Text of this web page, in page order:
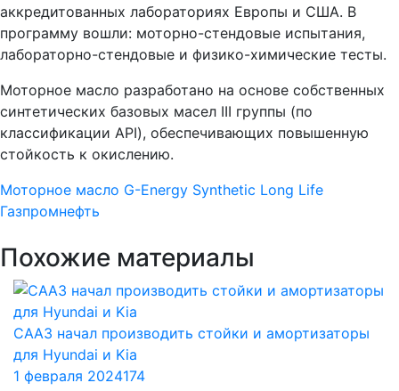
аккредитованных лабораториях Европы и США. В
программу вошли: моторно-стендовые испытания,
лабораторно-стендовые и физико-химические тесты.
Моторное масло разработано на основе собственных
синтетических базовых масел III группы (по
классификации API), обеспечивающих повышенную
стойкость к окислению.
Моторное масло G-Energy Synthetic Long Life
Газпромнефть
Похожие материалы
СААЗ начал производить стойки и амортизаторы
для Hyundai и Kia
1 февраля 2024174